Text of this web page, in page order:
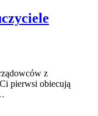
z
pierwsi obiecują